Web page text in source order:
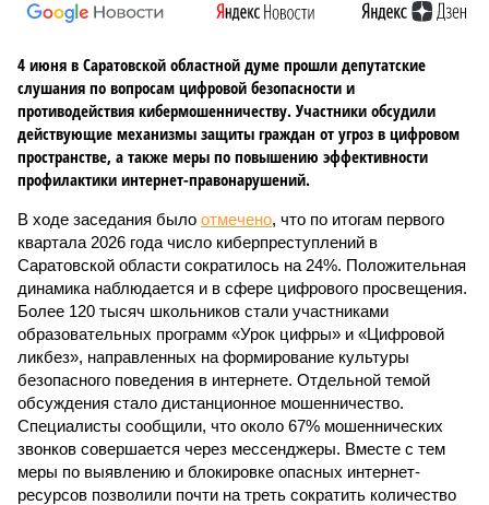
4 июня в Саратовской областной думе прошли депутатские
слушания по вопросам цифровой безопасности и
противодействия кибермошенничеству. Участники обсудили
действующие механизмы защиты граждан от угроз в цифровом
пространстве, а также меры по повышению эффективности
профилактики интернет-правонарушений.
В ходе заседания было отмечено, что по итогам первого
квартала 2026 года число киберпреступлений в
Саратовской области сократилось на 24%. Положительная
динамика наблюдается и в сфере цифрового просвещения.
Более 120 тысяч школьников стали участниками
образовательных программ «Урок цифры» и «Цифровой
ликбез», направленных на формирование культуры
безопасного поведения в интернете. Отдельной темой
обсуждения стало дистанционное мошенничество.
Специалисты сообщили, что около 67% мошеннических
звонков совершается через мессенджеры. Вместе с тем
меры по выявлению и блокировке опасных интернет-
ресурсов позволили почти на треть сократить количество